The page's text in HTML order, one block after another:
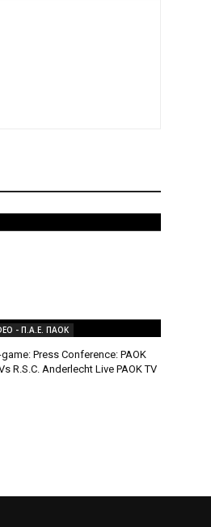
- Π.Α.Ε. ΠΑΟΚ
game: Press Conference: PAOK
R.S.C. Anderlecht Live PAOK TV